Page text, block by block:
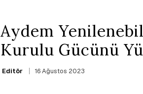
Aydem
Kurulu Gücünü
Editör 16 Ağustos 2023